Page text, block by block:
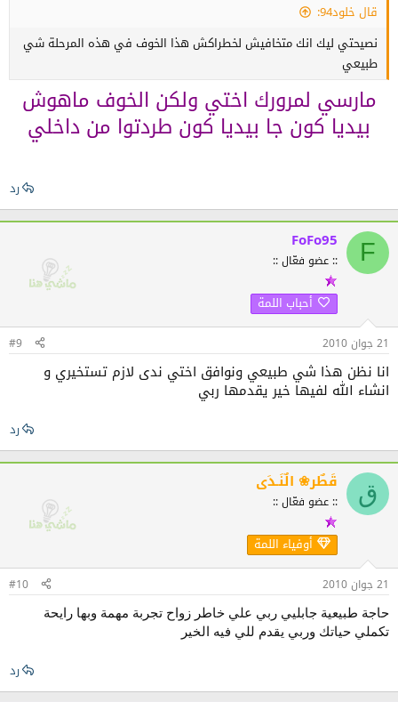
قال خلود94:
نصيحتي ليك انك متخافيش لخطراكش هذا الخوف في هذه المرحلة شي
طبيعي
مارسي لمرورك اختي ولكن الخوف ماهوش
بيديا كون جا بيديا كون طردتوا من داخلي
رد
F
FoFo95
:: عضو فعّال ::
أحباب اللمة
21 جوان 2010 #9
انا نظن هذا شي طبيعي ونوافق اختي ندى لازم تستخيري و
انشاء الله لفيها خير يقدمها ربي
رد
ق قَطٌر❀ الٌنَـدَى
:: عضو فعّال ::
أوفياء اللمة
21 جوان 2010 #10
حاجة طبيعية جابليي ربي علي خاطر زواح تجربة مهمة وبها رايحة
تكملي حياتك وربي يقدم للي فيه الخير
رد